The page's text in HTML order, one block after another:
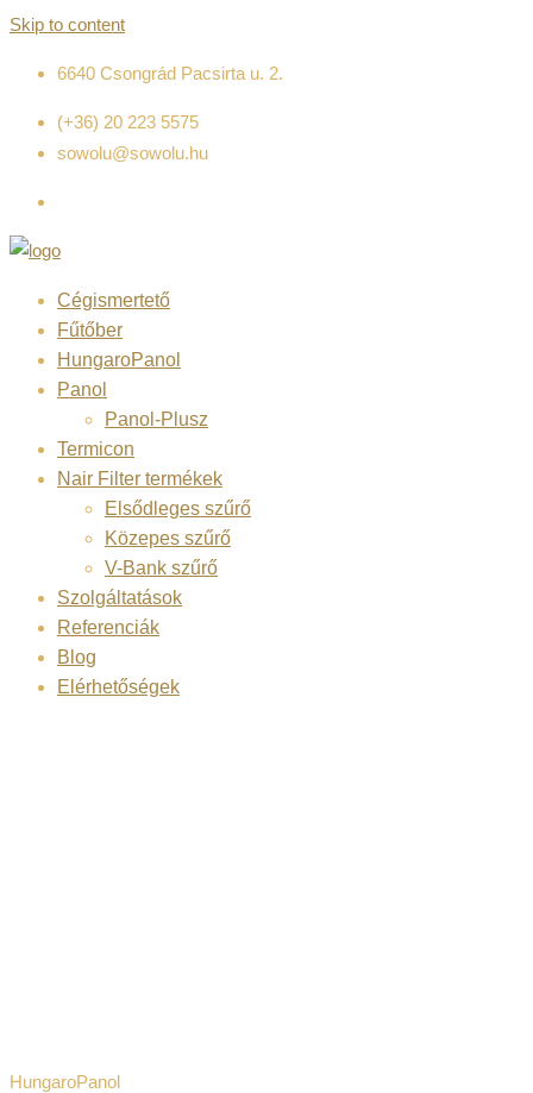
Skip to content
6640 Csongrád Pacsirta u. 2.
(+36) 20 223 5575
sowolu@sowolu.hu
Cégismertető
Fűtőber
HungaroPanol
Panol
Panol-Plusz
Termicon
Nair Filter termékek
Elsődleges szűrő
Közepes szűrő
V-Bank szűrő
Szolgáltatások
Referenciák
Blog
Elérhetőségek
HungaroPanol